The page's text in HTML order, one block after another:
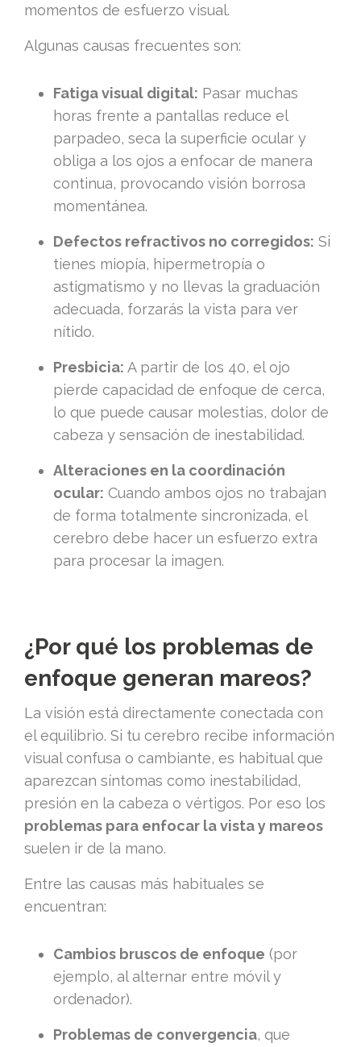
momentos de esfuerzo visual.
Algunas causas frecuentes son:
Fatiga visual digital: Pasar muchas
horas frente a pantallas reduce el
parpadeo, seca la superficie ocular y
obliga a los ojos a enfocar de manera
continua, provocando visión borrosa
momentánea.
Defectos refractivos no corregidos: Si
tienes miopía, hipermetropía o
astigmatismo y no llevas la graduación
adecuada, forzarás la vista para ver
nítido.
Presbicia: A partir de los 40, el ojo
pierde capacidad de enfoque de cerca,
lo que puede causar molestias, dolor de
cabeza y sensación de inestabilidad.
Alteraciones en la coordinación
ocular: Cuando ambos ojos no trabajan
de forma totalmente sincronizada, el
cerebro debe hacer un esfuerzo extra
para procesar la imagen.
¿Por qué los problemas de
enfoque generan mareos?
La visión está directamente conectada con
el equilibrio. Si tu cerebro recibe información
visual confusa o cambiante, es habitual que
aparezcan síntomas como inestabilidad,
presión en la cabeza o vértigos. Por eso los
problemas para enfocar la vista y mareos
suelen ir de la mano.
Entre las causas más habituales se
encuentran:
Cambios bruscos de enfoque (por
ejemplo, al alternar entre móvil y
ordenador).
Problemas de convergencia, que